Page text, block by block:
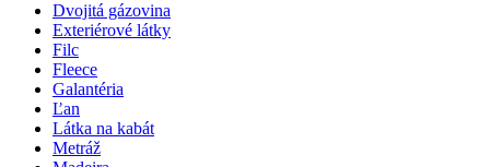
Dvojitá gázovina
Exteriérové látky
Filc
Fleece
Galantéria
Ľan
Látka na kabát
Metráž